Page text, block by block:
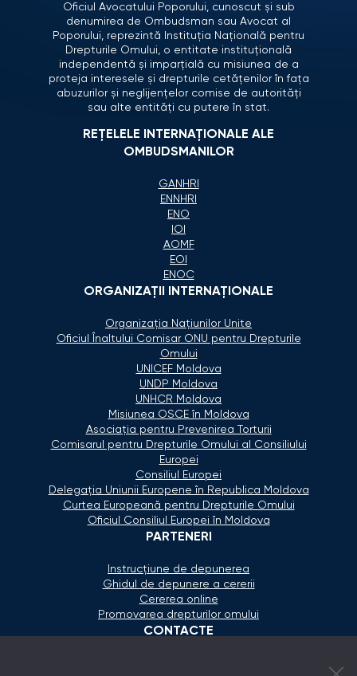
Oficiul Avocatului Poporului, cunoscut și sub
denumirea de Ombudsman sau Avocat al
Poporului, reprezintă Instituția Națională pentru
Drepturile Omului, o entitate instituțională
independentă și imparțială cu misiunea de a
proteja interesele și drepturile cetățenilor în fața
abuzurilor și neglijențelor comise de autorități
sau alte entități cu putere în stat.
REȚELELE INTERNAȚIONALE ALE
OMBUDSMANILOR
GANHRI
ENNHRI
ENO
IOI
AOMF
EOI
ENOC
ORGANIZAŢII INTERNAŢIONALE
Organizaţia Naţiunilor Unite
Oficiul Înaltului Comisar ONU pentru Drepturile
Omului
UNICEF Moldova
UNDP Moldova
UNHCR Moldova
Misiunea OSCE în Moldova
Asociaţia pentru Prevenirea Torturii
Comisarul pentru Drepturile Omului al Consiliului
Europei
Consiliul Europei
Delegaţia Uniunii Europene în Republica Moldova
Curtea Europeană pentru Drepturile Omului
Oficiul Consiliul Europei în Moldova
PARTENERI
Instrucțiune de depunerea
Ghidul de depunere a cererii
Cererea online
Promovarea drepturilor omului
CONTACTE